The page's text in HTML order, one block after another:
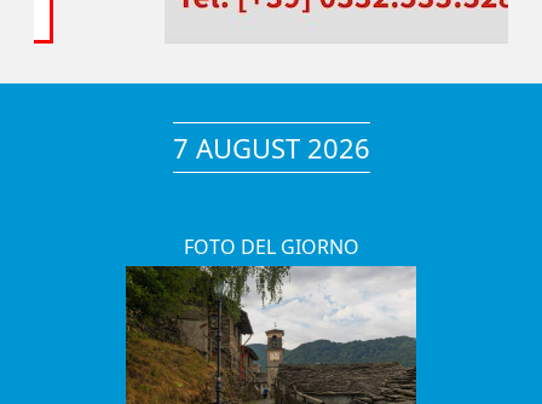
7 AUGUST 2026
FOTO DEL GIORNO